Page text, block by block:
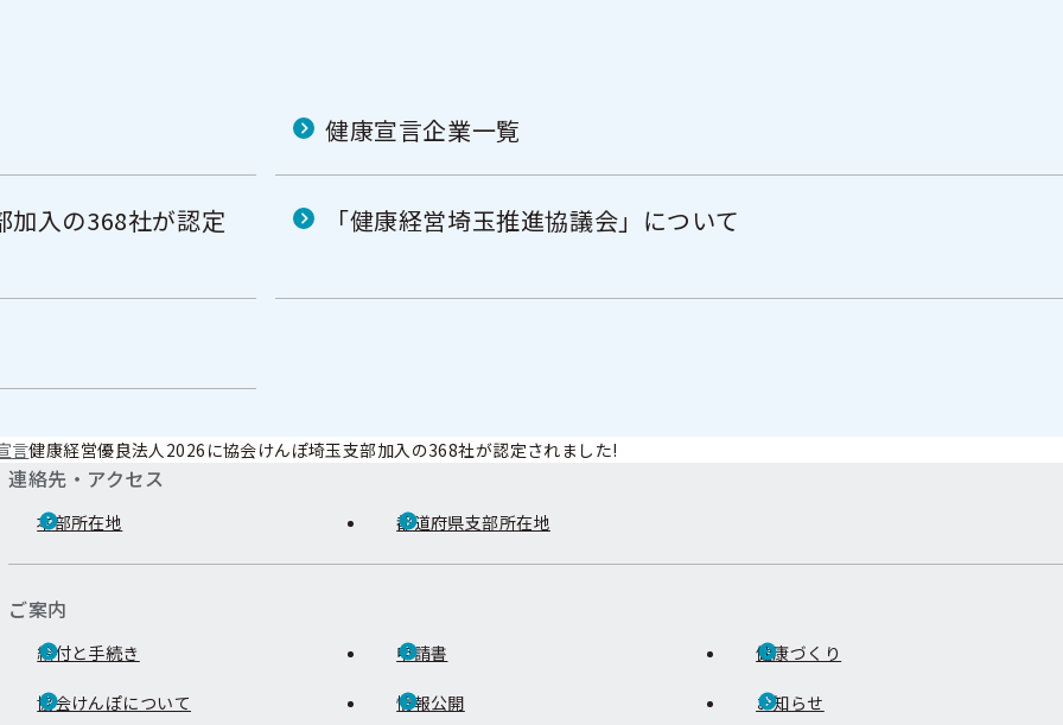
健康宣言企業一覧
加入の368社が認定
「健康経営埼玉推進協議会」について
言健康経営優良法人2026に協会けんぽ埼玉支部加入の368社が認定されました!
連絡先・アクセス
本部所在地 都道府県支部所在地
ご案内
給付と手続き 申請書 健康づくり
協会けんぽについて 情報公開 お知らせ